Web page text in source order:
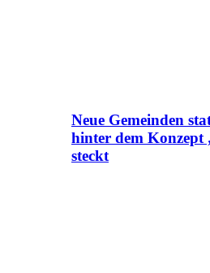
Neue Gemeinden
hinter dem
steckt